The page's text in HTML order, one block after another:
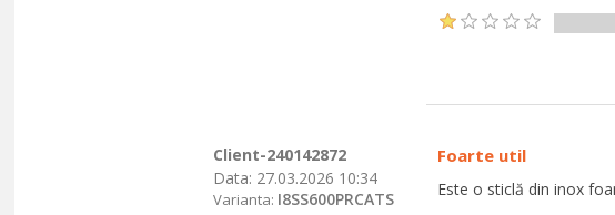
Client-240142872
Data: 27.03.2026 10:34
Varianta: I8SS600PRCATS
Foarte util
Este o sticlă din inox